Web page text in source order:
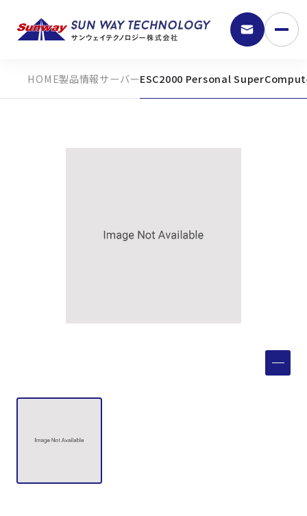
9:30 - 18:00
製品検索
製品情報サーバーESC2000 Personal